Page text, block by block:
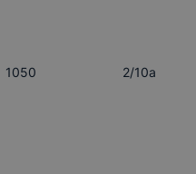
1050 2/10a